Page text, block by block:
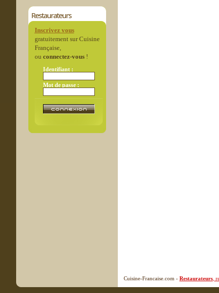
Restaurateurs
Inscrivez vous
gratuitement sur Cuisine
Française,
ou connectez-vous!
Identifiant :
Mot de passe :
Cuisine-Francaise.com - Restaurateurs ,